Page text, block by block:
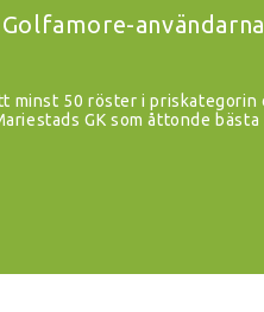
minst 50 röster i
GK som åttonde